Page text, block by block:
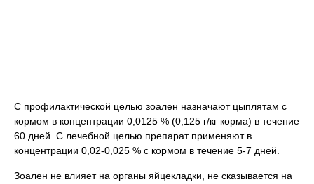
С профилактической целью зоален назначают цыплятам с
кормом в концентрации 0,0125 % (0,125 г/кг корма) в течение
60 дней. С лечебной целью препарат применяют в
концентрации 0,02-0,025 % с кормом в течение 5-7 дней.
Зоален не влияет на органы яйцекладки, не сказывается на